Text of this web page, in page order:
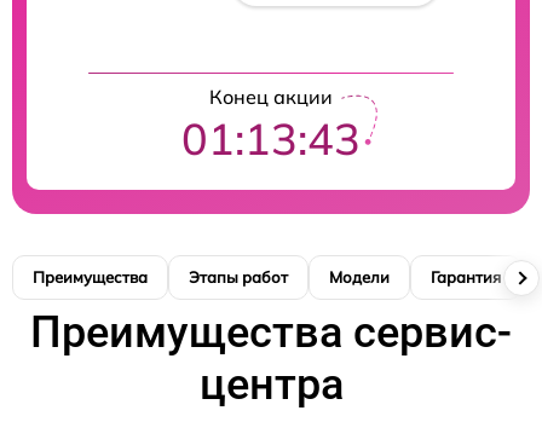
Конец акции
01:13:42
Преимущества Этапы работ Модели Гарантия
Преимущества сервис-
центра